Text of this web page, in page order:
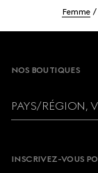
Femme
NOS BOUTIQUES
PAYS/RÉGION,
INSCRIVEZ-VOUS